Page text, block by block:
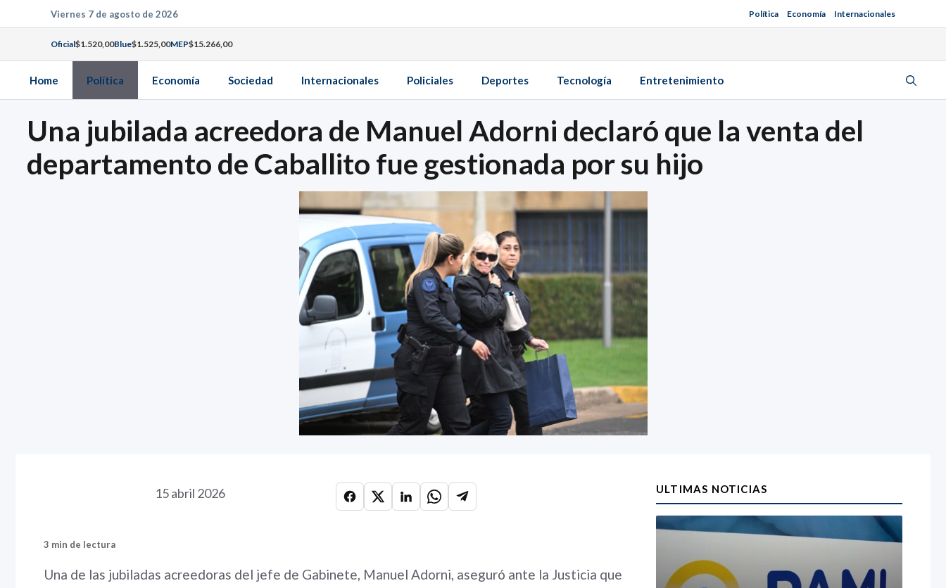
al
contenido
Viernes 7 de agosto de 2026 Política Economía Internacionales
Oficial$1.520,00Blue$1.525,00MEP$15.266,00
Home Política Economía Sociedad Internacionales Policiales Deportes Tecnología Entretenimiento
Una jubilada acreedora de Manuel Adorni declaró que la venta del
departamento de Caballito fue gestionada por su hijo
15 abril 2026
3 min de lectura
Una de las jubiladas acreedoras del jefe de Gabinete, Manuel Adorni, aseguró ante la Justicia que
ULTIMAS NOTICIAS